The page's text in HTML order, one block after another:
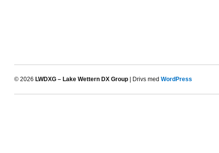
© 2026 LWDXG – Lake Wettern DX Group | Drivs med WordPress